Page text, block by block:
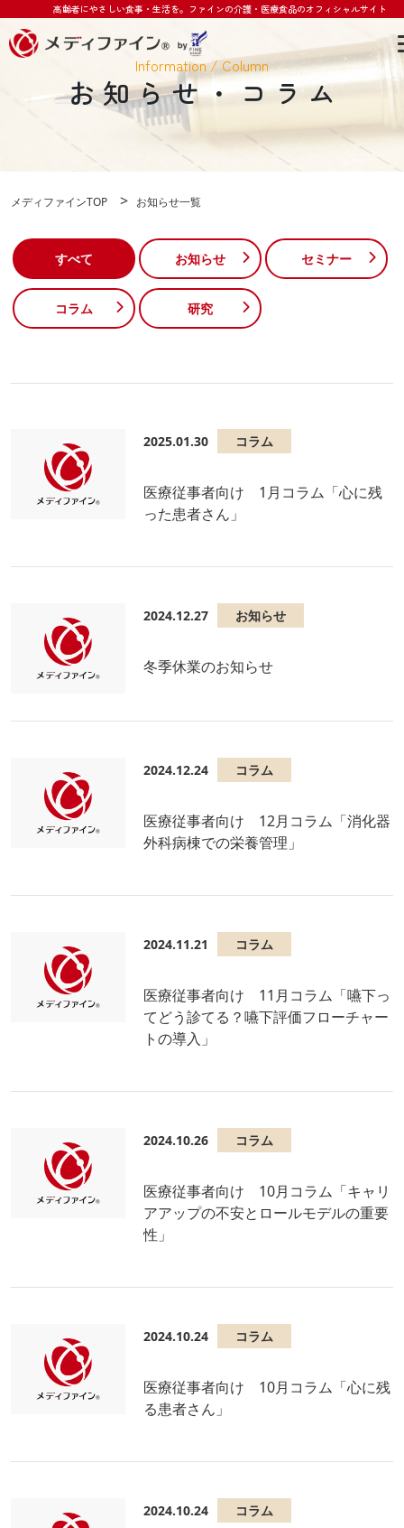
高齢者にやさしい食事・生活を。 ファインの介護・医療食品のオフィシャルサイト
Information / Column
お知らせ・コラム
メディファインTOP > お知らせ一覧
すべて お知らせ セミナー
コラム 研究
2025.01.30 コラム
医療従事者向け 1月コラム「心に残
った患者さん」
2024.12.27 お知らせ
冬季休業のお知らせ
2024.12.24 コラム
医療従事者向け 12月コラム「消化器
外科病棟での栄養管理」
2024.11.21 コラム
医療従事者向け 11月コラム「嚥下っ
てどう診てる？嚥下評価フローチャー
トの導入」
2024.10.26 コラム
医療従事者向け 10月コラム「キャリ
アアップの不安とロールモデルの重要
性」
2024.10.24 コラム
医療従事者向け 10月コラム「心に残
る患者さん」
2024.10.24 コラム